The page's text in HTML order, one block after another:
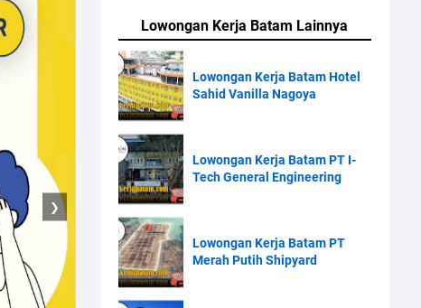
❯
Lowongan Kerja Batam Lainnya
Lowongan Kerja Batam Hotel
Sahid Vanilla Nagoya
Lowongan Kerja Batam PT I-
Tech General Engineering
Lowongan Kerja Batam PT
Merah Putih Shipyard